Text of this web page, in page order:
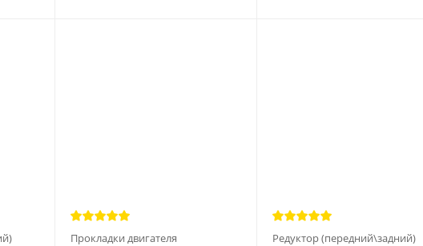
Прокладки двигателя Редуктор (передний\задний)